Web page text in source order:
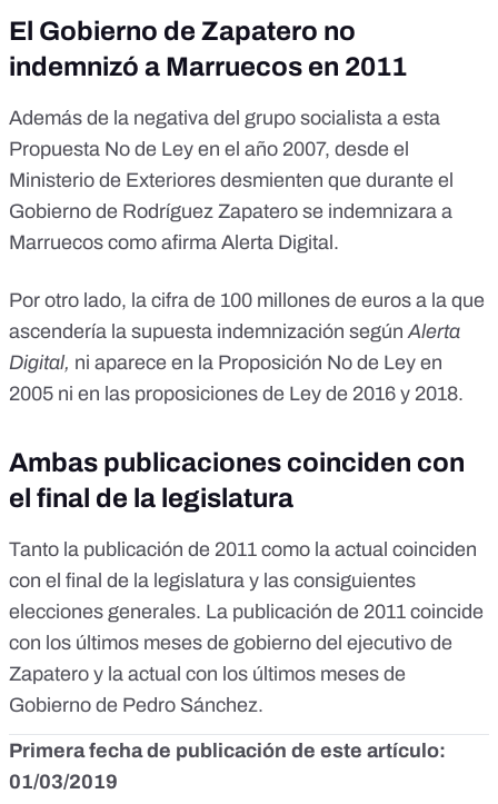
El Gobierno de Zapatero no
indemnizó a Marruecos en 2011
Además de la negativa del grupo socialista a esta
Propuesta No de Ley en el año 2007, desde el
Ministerio de Exteriores desmienten que durante el
Gobierno de Rodríguez Zapatero se indemnizara a
Marruecos como afirma Alerta Digital.
Por otro lado, la cifra de 100 millones de euros a la que
ascendería la supuesta indemnización segúnAlerta
Digital, ni aparece en la Proposición No de Ley en
2005 ni en las proposiciones de Ley de 2016 y 2018.
Ambas publicaciones coinciden con
el final de la legislatura
Tanto la publicación de 2011 como la actual coinciden
con el final de la legislatura y las consiguientes
elecciones generales. La publicación de 2011 coincide
con los últimos meses de gobierno del ejecutivo de
Zapatero y la actual con los últimos meses de
Gobierno de Pedro Sánchez.
Primera fecha de publicación de este artículo:
01/03/2019